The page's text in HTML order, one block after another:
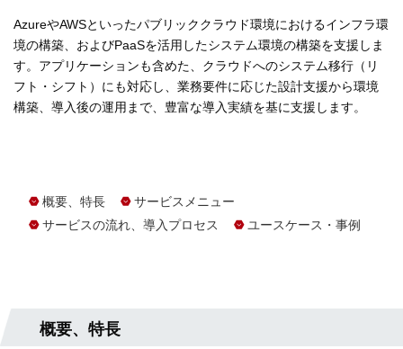
AzureやAWSといったパブリッククラウド環境におけるインフラ環
境の構築、およびPaaSを活用したシステム環境の構築を支援しま
す。アプリケーションも含めた、クラウドへのシステム移行（リ
フト・シフト）にも対応し、業務要件に応じた設計支援から環境
構築、導入後の運用まで、豊富な導入実績を基に支援します。
概要、特長
サービスメニュー
サービスの流れ、導入プロセス
ユースケース・事例
概要、特長